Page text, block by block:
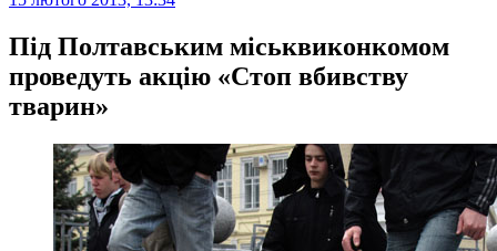
Під Полтавським міськвиконкомом
проведуть акцію «Стоп вбивству
тварин»